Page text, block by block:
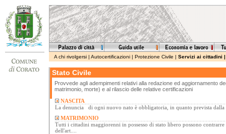
A chi rivolgersi | Autocertificazioni | Protezione Civile | Servizi ai cittadini
Stato Civile
Provvede agli adempimenti relativi alla redazione ed aggiornamento
matrimonio, morte) e al rilascio delle relative certificazioni
NASCITA
La denuncia di ogni nuovo nato è obbligatoria, in quanto prevista dalla
MATRIMONIO
Tutti i cittadini maggiorenni in possesso di stato libero possono
dell'art....